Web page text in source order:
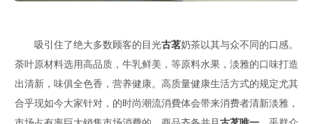
吸引住了绝大多数顾客的目光古茗奶茶以其与众不同的口感。
荼叶原材料选用高品质，牛乳鲜美，等原料水果，淡雅的口味打造
出清新，味俱全色香，营养健康。高质量健康生活方式的规定尤其
合乎现如今大家针对，的时尚潮流消費体会带来消费者清新淡雅，